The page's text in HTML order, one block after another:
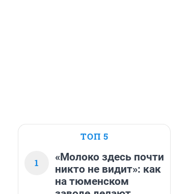
ТОП 5
1
«Молоко здесь почти
никто не видит»: как
на тюменском